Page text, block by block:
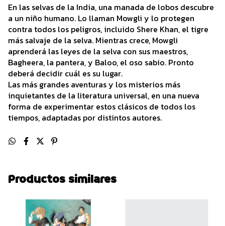
En las selvas de la India, una manada de lobos descubre
a un niño humano. Lo llaman Mowgli y lo protegen
contra todos los peligros, incluido Shere Khan, el tigre
más salvaje de la selva. Mientras crece, Mowgli
aprenderá las leyes de la selva con sus maestros,
Bagheera, la pantera, y Baloo, el oso sabio. Pronto
deberá decidir cuál es su lugar.
Las más grandes aventuras y los misterios más
inquietantes de la literatura universal, en una nueva
forma de experimentar estos clásicos de todos los
tiempos, adaptadas por distintos autores.
Productos similares